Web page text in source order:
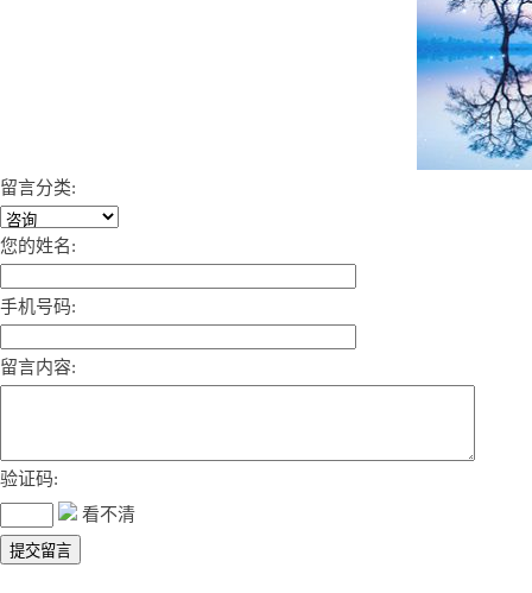
留言分类:
您的姓名:
手机号码:
留言内容:
验证码:
看不清